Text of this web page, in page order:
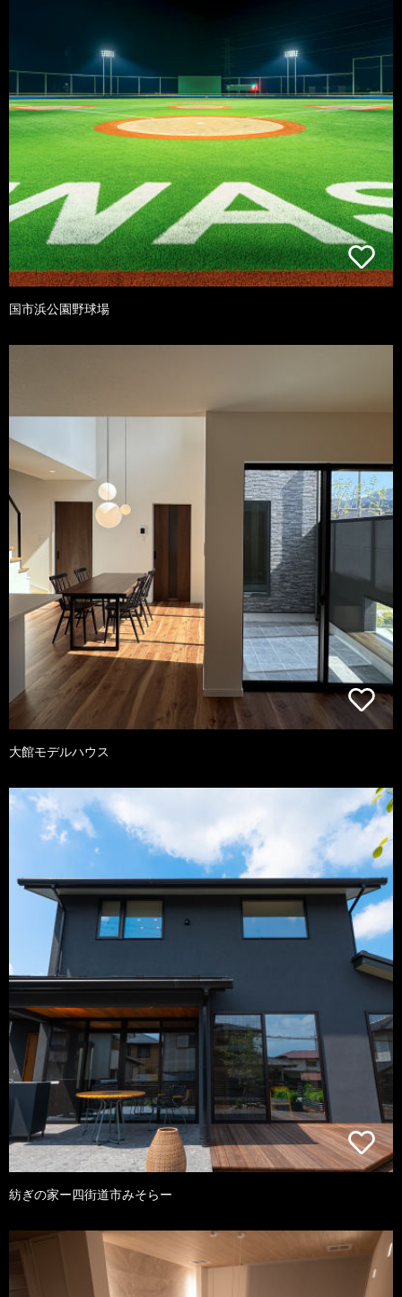
国市浜公園野球場
大館モデルハウス
紡ぎの家ー四街道市みそらー